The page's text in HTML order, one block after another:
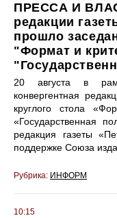
ПРЕССА И
редакции
прошло
"Формат и
20 августа в
конвергентная
круглого стола
«Государственная
редакция газеты
поддержке Союза
Рубрика: ИНФОРМ
10:15